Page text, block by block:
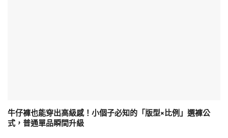
牛仔褲也能穿出高級感！小個子必知的「版型×比例」選褲公
式，普通單品瞬間升級